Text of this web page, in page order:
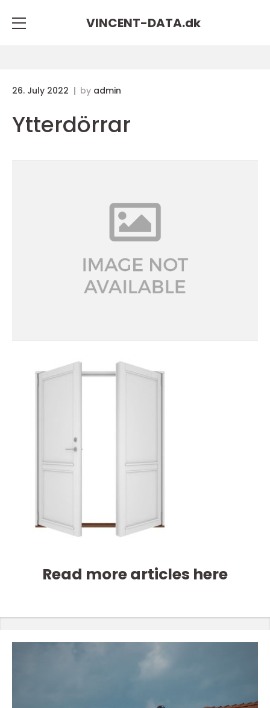
VINCENT-DATA.dk
26. July 2022 by admin
Ytterdörrar
Read more articles here